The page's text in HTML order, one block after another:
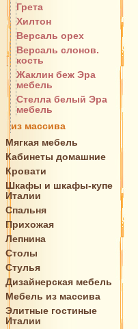
Грета
Хилтон
Версаль орех
Версаль слонов.
кость
Жаклин беж Эра
мебель
Стелла белый Эра
мебель
из массива
Мягкая мебель
Кабинеты домашние
Кровати
Шкафы и шкафы-купе
Италии
Спальня
Прихожая
Лепнина
Столы
Стулья
Дизайнерская мебель
Мебель из массива
Элитные гостиные
Италии